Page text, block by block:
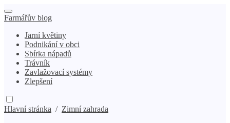
Farmářův blog
Jarní květiny
Podnikání v obci
Sbírka nápadů
Trávník
Zavlažovací systémy
Zlepšení
Hlavní stránka / Zimní zahrada